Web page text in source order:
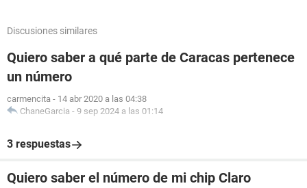
Discusiones similares
Quiero saber a qué parte de Caracas pertenece
un número
carmencita - 14 abr 2020 a las 04:38
ChaneGarcia - 9 sep 2024 a las 01:14
3 respuestas
Quiero saber el número de mi chip Claro